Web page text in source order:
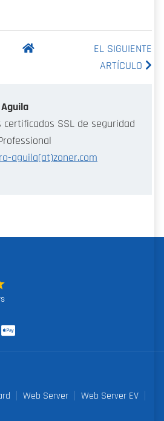
EL SIGUIENTE
ARTÍCULO
certificados SSL de seguridad
aguila(at)zoner.com
Web Server
Web Server EV